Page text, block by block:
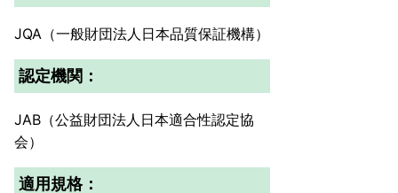
JQA（一般財団法人日本品質保証機構）
認定機関：
JAB（公益財団法人日本適合性認定協
会）
適用規格：